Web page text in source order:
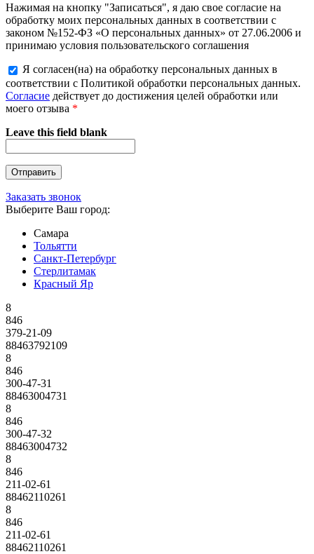
Нажимая на кнопку "Записаться", я даю свое согласие на
обработку моих персональных данных в соответствии с
законом №152-ФЗ «О персональных данных» от 27.06.2006 и
принимаю условия пользовательского соглашения
Я согласен(на) на обработку персональных данных в
соответствии с Политикой обработки персональных данных.
Согласие действует до достижения целей обработки или
моего отзыва *
Leave this field blank
Заказать звонок
Выберите Ваш город:
Самара
Тольятти
Санкт-Петербург
Стерлитамак
Красный Яр
8
846
379-21-09
88463792109
8
846
300-47-31
88463004731
8
846
300-47-32
88463004732
8
846
211-02-61
88462110261
8
846
211-02-61
88462110261